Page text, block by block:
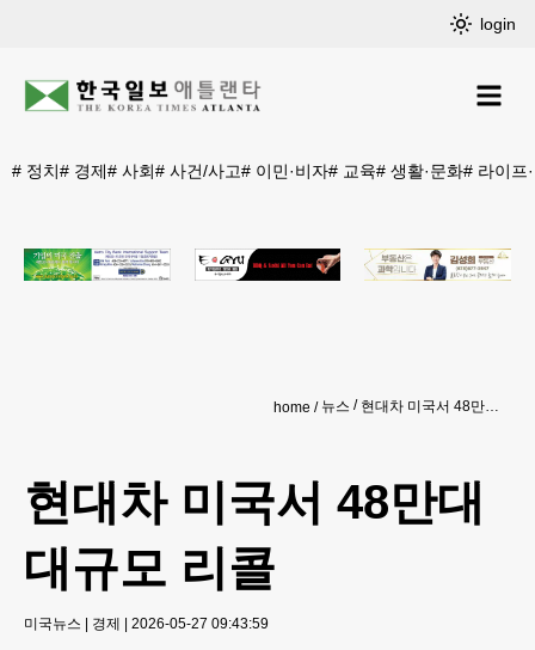
login
# 정치# 경제# 사회# 사건/사고# 이민·비자# 교육# 생활·문화# 라이프
home 뉴스 현대차 미국서 48만대 대규모 리콜
현대차 미국서 48만대
대규모 리콜
미국뉴스 | 경제 | 2026-05-27 09:43:59